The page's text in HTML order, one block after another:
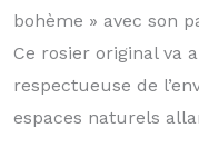
bohème » avec son
Ce rosier original va
respectueuse de
espaces naturels